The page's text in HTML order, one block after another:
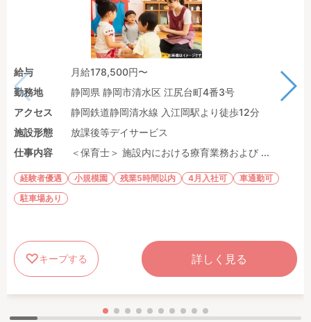
給与
月給178,500円〜
勤務地
静岡県 静岡市清水区 江尻台町4番3号
アクセス
静岡鉄道静岡清水線 入江岡駅より徒歩12分
施設形態
放課後等デイサービス
仕事内容
＜保育士＞ 施設内における療育業務および ...
経験者優遇 小規模園 残業5時間以内 4月入社可
車通勤可
駐車場あり
キープする 詳しく見る